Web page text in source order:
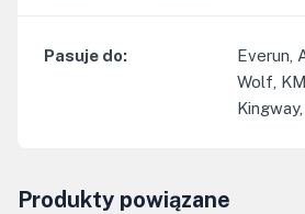
Pasuje do:
Everun,
Wolf,
Produkty powiązane